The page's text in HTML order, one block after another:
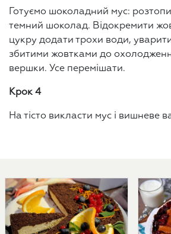
Готуємо шоколадний мус:
темний шоколад. Відокремити
цукру додати трохи води,
збитими жовтками до
вершки. Усе перемішати.
Крок 4
На тісто викласти мус і вишневе